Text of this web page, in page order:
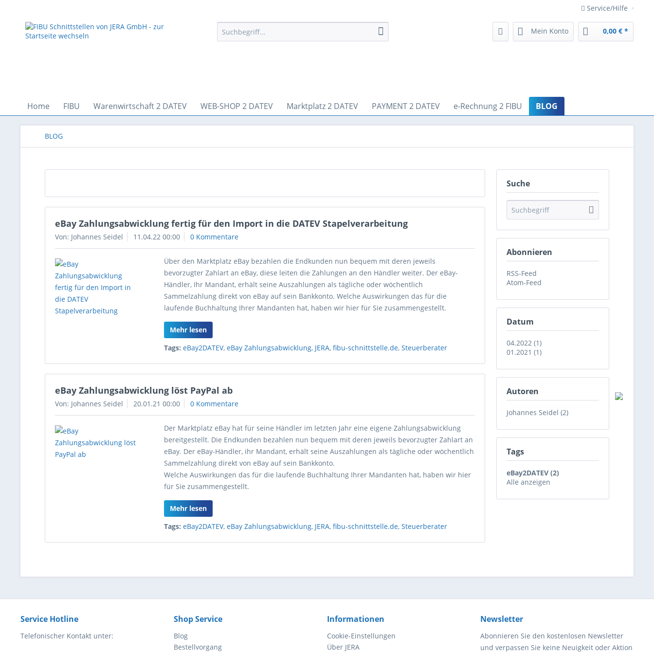
Service/Hilfe
Mein Konto 0,00 € *
Home FIBU Warenwirtschaft 2 DATEV WEB-SHOP 2 DATEV Marktplatz 2 DATEV PAYMENT 2 DATEV e-Rechnung 2 FIBU BLOG
BLOG
Suche
Abonnieren
RSS-Feed
Atom-Feed
Datum
04.2022 (1)
01.2021 (1)
Autoren
Johannes Seidel (2)
Tags
eBay2DATEV (2)
Alle anzeigen
eBay Zahlungsabwicklung fertig für den Import in die DATEV Stapelverarbeitung
Von: Johannes Seidel 11.04.22 00:00 0 Kommentare
Über den Marktplatz eBay bezahlen die Endkunden nun bequem mit deren jeweils
bevorzugter Zahlart an eBay, diese leiten die Zahlungen an den Händler weiter. Der eBay-
Händler, Ihr Mandant, erhält seine Auszahlungen als tägliche oder wöchentlich
Sammelzahlung direkt von eBay auf sein Bankkonto. Welche Auswirkungen das für die
laufende Buchhaltung Ihrer Mandanten hat, haben wir hier für Sie zusammengestellt.
Mehr lesen
Tags: eBay2DATEV,eBay Zahlungsabwicklung, JERA,fibu-schnittstelle.de,Steuerberater
eBay Zahlungsabwicklung löst PayPal ab
Von: Johannes Seidel 20.01.21 00:00 0 Kommentare
Der Marktplatz eBay hat für seine Händler im letzten Jahr eine eigene Zahlungsabwicklung
bereitgestellt. Die Endkunden bezahlen nun bequem mit deren jeweils bevorzugter Zahlart an
eBay. Der eBay-Händler, ihr Mandant, erhält seine Auszahlungen als tägliche oder wöchentlich
Sammelzahlung direkt von eBay auf sein Bankkonto.
Welche Auswirkungen das für die laufende Buchhaltung Ihrer Mandanten hat, haben wir hier
für Sie zusammengestellt.
Mehr lesen
Tags: eBay2DATEV,eBay Zahlungsabwicklung, JERA,fibu-schnittstelle.de,Steuerberater
Service Hotline
Telefonischer Kontakt unter:
Shop Service
Blog
Bestellvorgang
Informationen
Cookie-Einstellungen
Über JERA
Newsletter
Abonnieren Sie den kostenlosen Newsletter
und verpassen Sie keine Neuigkeit oder Aktion